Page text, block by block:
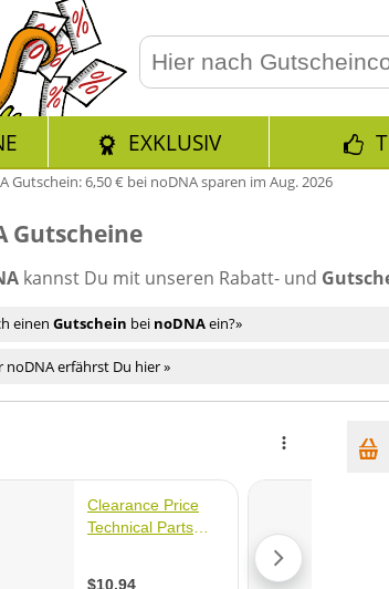
EXKLUSIV
Gutschein: 6,50 € bei noDNA sparen im Aug. 2026
Gutscheine
kannst Du mit unseren Rabatt- und
einen Gutschein bei noDNAein?»
noDNA erfährst Du hier »